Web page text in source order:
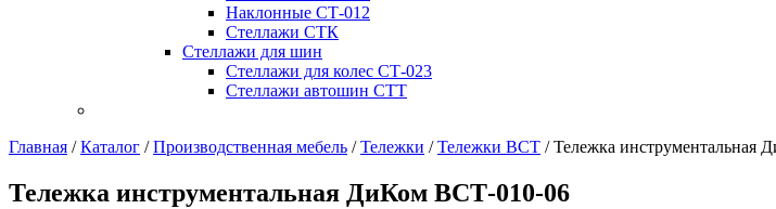
Наклонные СТ-012
Стеллажи СТК
Стеллажи для шин
Стеллажи для колес СТ-023
Стеллажи автошин СТТ
Главная /Каталог /Производственная мебель /Тележки /Тележки ВСТ /Тележка инструментальная
Тележка инструментальная ДиКом ВСТ-010-06